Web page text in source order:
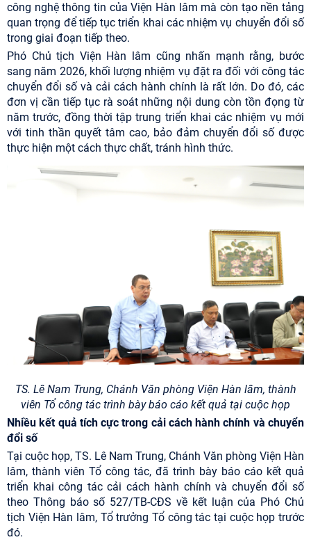
công nghệ thông tin của Viện Hàn lâm mà còn tạo nền tảng
quan trọng để tiếp tục triển khai các nhiệm vụ chuyển đổi số
trong giai đoạn tiếp theo.
Phó Chủ tịch Viện Hàn lâm cũng nhấn mạnh rằng, bước
sang năm 2026, khối lượng nhiệm vụ đặt ra đối với công tác
chuyển đổi số và cải cách hành chính là rất lớn. Do đó, các
đơn vị cần tiếp tục rà soát những nội dung còn tồn đọng từ
năm trước, đồng thời tập trung triển khai các nhiệm vụ mới
với tinh thần quyết tâm cao, bảo đảm chuyển đổi số được
thực hiện một cách thực chất, tránh hình thức.
TS. Lê Nam Trung, Chánh Văn phòng Viện Hàn lâm, thành
viên Tổ công tác trình bày báo cáo kết quả tại cuộc họp
Nhiều kết quả tích cực trong cải cách hành chính và chuyển
đổi số
Tại cuộc họp, TS. Lê Nam Trung, Chánh Văn phòng Viện Hàn
lâm, thành viên Tổ công tác, đã trình bày báo cáo kết quả
triển khai công tác cải cách hành chính và chuyển đổi số
theo Thông báo số 527/TB-CĐS về kết luận của Phó Chủ
tịch Viện Hàn lâm, Tổ trưởng Tổ công tác tại cuộc họp trước
đó.